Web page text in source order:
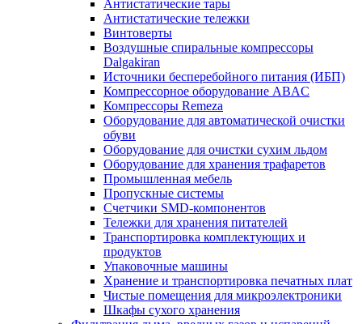
Антистатические тары
Антистатические тележки
Винтоверты
Воздушные спиральные компрессоры
Dalgakiran
Источники бесперебойного питания (ИБП)
Компрессорное оборудование ABAC
Компрессоры Remeza
Оборудование для автоматической очистки
обуви
Оборудование для очистки сухим льдом
Оборудование для хранения трафаретов
Промышленная мебель
Пропускные системы
Счетчики SMD-компонентов
Тележки для xранения питателей
Транспортировка комплектующих и
продуктов
Упаковочные машины
Хранение и транспортировка печатных плат
Чистые помещения для микроэлектроники
Шкафы сухого хранения